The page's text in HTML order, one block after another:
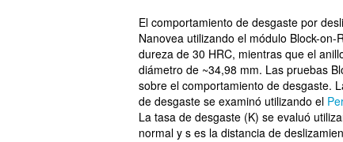
El comportamiento de desgaste por
Nanovea utilizando el módulo Block-
dureza de 30 HRC, mientras que el
diámetro de ~34,98 mm. Las pruebas
sobre el comportamiento de desgaste.
de desgaste se examinó utilizando el
La tasa de desgaste (K) se evaluó
normal y s es la distancia de